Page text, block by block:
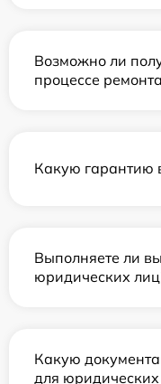
Возможно ли
процессе
Какую гарантию
Выполняете ли
юридических
Какую
для юридических